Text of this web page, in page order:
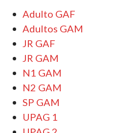
Adulto GAF
Adultos GAM
JR GAF
JR GAM
N1 GAM
N2 GAM
SP GAM
UPAG 1